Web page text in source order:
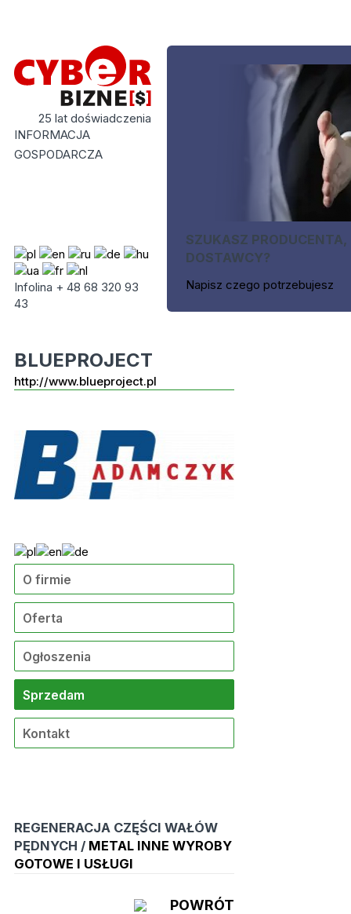
25 lat doświadczenia
INFORMACJA
GOSPODARCZA
Infolina + 48 68 320 93
43
SZUKASZ PRODUCENTA,
DOSTAWCY?
Napisz czego potrzebujesz
BLUEPROJECT
http://www.blueproject.pl
O firmie
Oferta
Ogłoszenia
Sprzedam
Kontakt
REGENERACJA CZĘŚCI WAŁÓW
PĘDNYCH / METAL INNE WYROBY
GOTOWE I USŁUGI
POWRÓT